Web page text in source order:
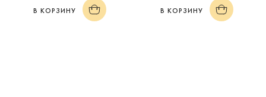
В КОРЗИНУ В КОРЗИНУ